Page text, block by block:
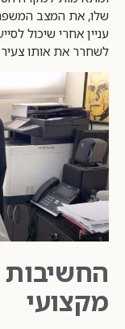
שלו, את המצב
עניין אחרי שיכול
לשחרר את אותו
מקצועי